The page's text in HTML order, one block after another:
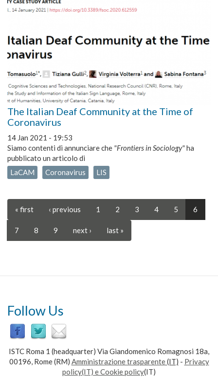
The Italian Deaf Community at the Time of
Coronavirus
14 Jan 2021 - 19:53
Siamo contenti di annunciare che "Frontiers in Sociology"ha
pubblicato un articolo di
LaCAM
Coronavirus LIS
« first ‹ previous 1 2 3 4 5 6
7 8 9 next › last »
Follow Us
ISTC Roma 1 (headquarter) Via Giandomenico Romagnosi 18a,
00196, Rome (RM) Amministrazione trasparente(IT) - Privacy
policy(IT) e Cookie policy(IT)